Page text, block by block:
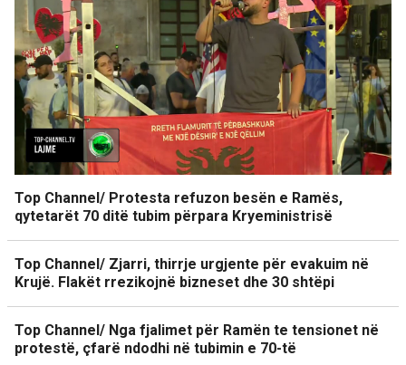
Top Channel/ Protesta refuzon besën e Ramës,
qytetarët 70 ditë tubim përpara Kryeministrisë
Top Channel/ Zjarri, thirrje urgjente për evakuim në
Krujë. Flakët rrezikojnë bizneset dhe 30 shtëpi
Top Channel/ Nga fjalimet për Ramën te tensionet në
protestë, çfarë ndodhi në tubimin e 70-të